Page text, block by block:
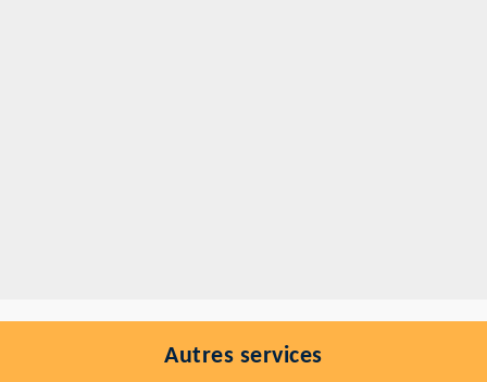
Autres services